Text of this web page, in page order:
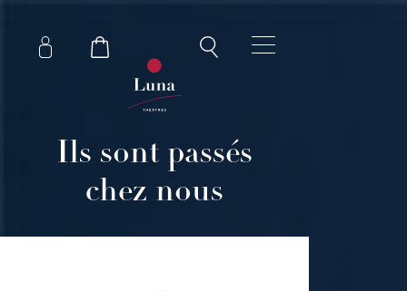
Ils sont passés
chez nous